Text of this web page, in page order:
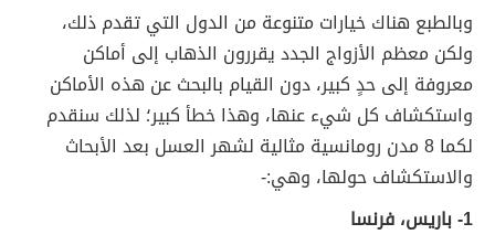
وبالطبع هناك خيارات متنوعة من الدول التي تقدم ذلك،
ولكن معظم الأزواج الجدد يقررون الذهاب إلى أماكن
معروفة إلى حدٍ كبير، دون القيام بالبحث عن هذه الأماكن
واستكشاف كل شيء عنها، وهذا خطأ كبير؛ لذلك سنقدم
لكما 8 مدن رومانسية مثالية لشهر العسل بعد الأبحاث
والاستكشاف حولها، وهي:-
1- باريس، فرنسا